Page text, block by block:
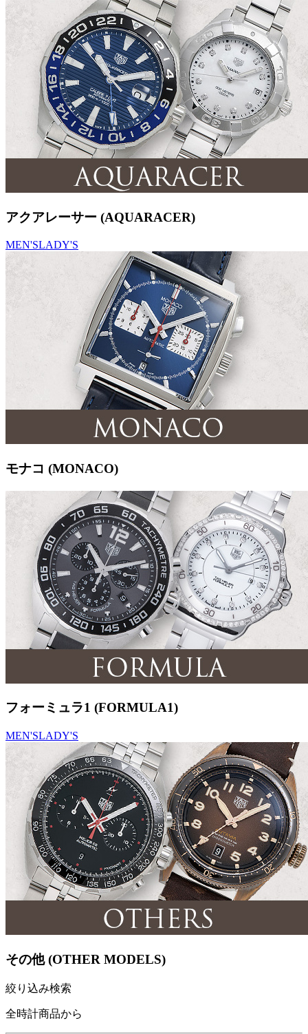
アクアレーサー (AQUARACER)
MEN'SLADY'S
モナコ (MONACO)
フォーミュラ1 (FORMULA1)
MEN'SLADY'S
その他 (OTHER MODELS)
絞り込み検索
全時計商品から